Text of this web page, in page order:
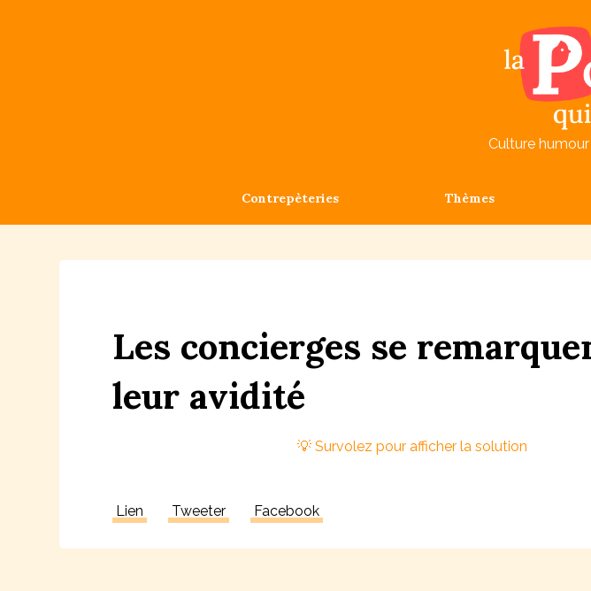
Culture
Contrepèteries Thèmes
Les concierges se
leur avidité
Lien Tweeter Facebook